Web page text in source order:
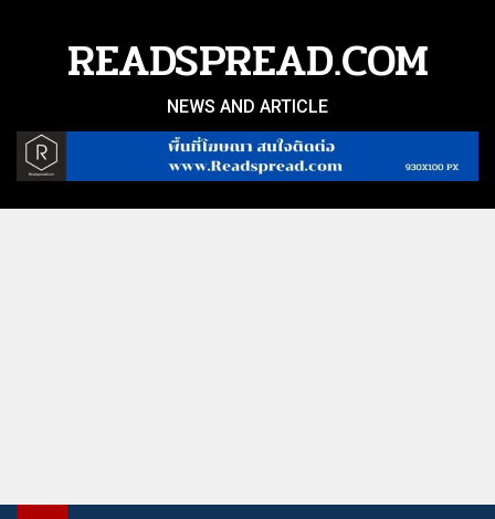
READSPREAD.COM
NEWS AND ARTICLE